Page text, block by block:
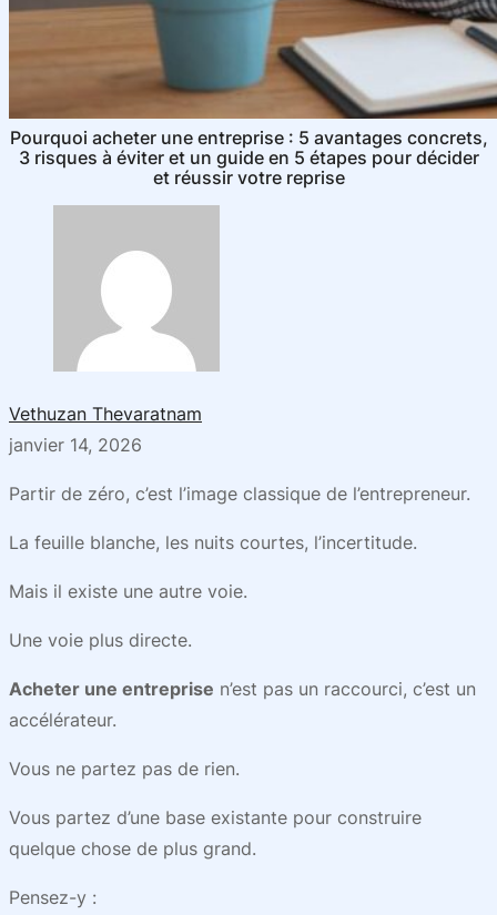
Pourquoi acheter une entreprise : 5 avantages concrets,
3 risques à éviter et un guide en 5 étapes pour décider
et réussir votre reprise
Vethuzan Thevaratnam
janvier 14, 2026
Partir de zéro, c’est l’image classique de l’entrepreneur.
La feuille blanche, les nuits courtes, l’incertitude.
Mais il existe une autre voie.
Une voie plus directe.
Acheter une entreprise n’est pas un raccourci, c’est un
accélérateur.
Vous ne partez pas de rien.
Vous partez d’une base existante pour construire
quelque chose de plus grand.
Pensez-y :